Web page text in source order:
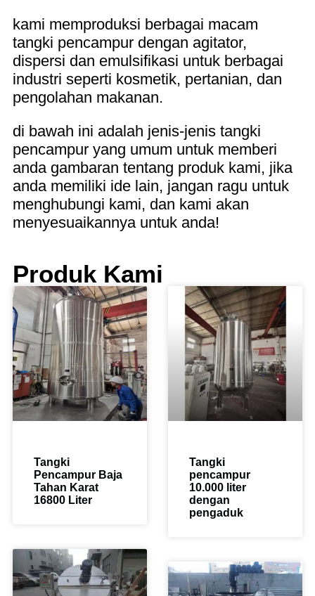
kami memproduksi berbagai macam
tangki pencampur dengan agitator,
dispersi dan emulsifikasi untuk berbagai
industri seperti kosmetik, pertanian, dan
pengolahan makanan.
di bawah ini adalah jenis-jenis tangki
pencampur yang umum untuk memberi
anda gambaran tentang produk kami, jika
anda memiliki ide lain, jangan ragu untuk
menghubungi kami, dan kami akan
menyesuaikannya untuk anda!
Produk Kami
Tangki
Pencampur Baja
Tahan Karat
16800 Liter
Tangki
pencampur
10.000 liter
dengan
pengaduk